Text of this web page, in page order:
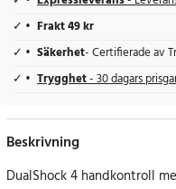
Frakt 49 kr
Säkerhet- Certifierade av
Trygghet- 30 dagars
Beskrivning
DualShock 4 handkontroll